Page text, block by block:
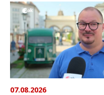
07.08.2026